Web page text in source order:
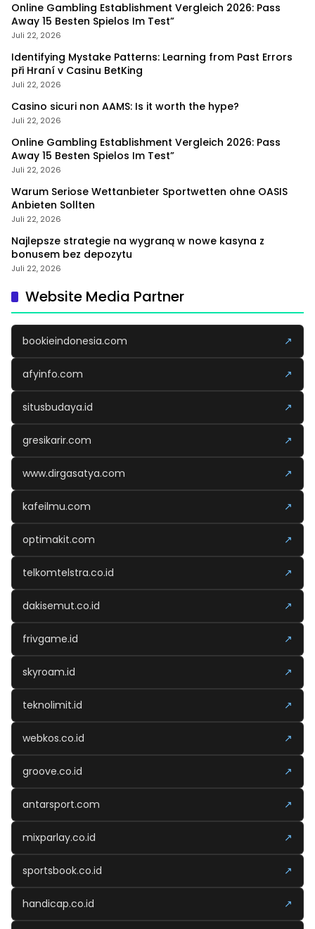
Online Gambling Establishment Vergleich 2026: Pass
Away 15 Besten Spielos Im Test”
Juli 22, 2026
Identifying Mystake Patterns: Learning from Past Errors
při Hraní v Casinu BetKing
Juli 22, 2026
Casino sicuri non AAMS: Is it worth the hype?
Juli 22, 2026
Online Gambling Establishment Vergleich 2026: Pass
Away 15 Besten Spielos Im Test”
Juli 22, 2026
Warum Seriose Wettanbieter Sportwetten ohne OASIS
Anbieten Sollten
Juli 22, 2026
Najlepsze strategie na wygraną w nowe kasyna z
bonusem bez depozytu
Juli 22, 2026
Website Media Partner
bookieindonesia.com ↗
afyinfo.com ↗
situsbudaya.id ↗
gresikarir.com ↗
www.dirgasatya.com ↗
kafeilmu.com ↗
optimakit.com ↗
telkomtelstra.co.id ↗
dakisemut.co.id ↗
frivgame.id ↗
skyroam.id ↗
teknolimit.id ↗
webkos.co.id ↗
groove.co.id ↗
antarsport.com ↗
mixparlay.co.id ↗
sportsbook.co.id ↗
handicap.co.id ↗